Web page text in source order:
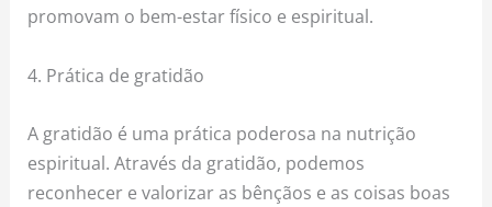
promovam o bem-estar físico e espiritual.
4. Prática de gratidão
A gratidão é uma prática poderosa na nutrição
espiritual. Através da gratidão, podemos
reconhecer e valorizar as bênçãos e as coisas boas